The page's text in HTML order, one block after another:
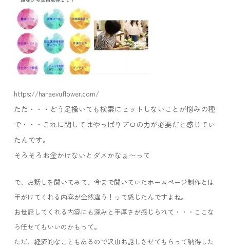
https://hanaevuflower.com/
ただ・・・どう足掻いても検索にヒットしないことが悩みの種
で・・・これに関してはやっぱりプロの力が必要だと感じてい
たんです。
そろそろお金かけないとダメかなぁ〜って
で、お話しを聞いてみて、今まで聞いていたホームページ制作とは
手がけてくれる内容が全然違う！って感じたんですよね。
お世話してくれる内容にも深みと手厚さが感じられて・・・ここな
ら任せてもいいのかもって。
ただ、経済的なこともあるので沢山お話しさせてもらって納得した